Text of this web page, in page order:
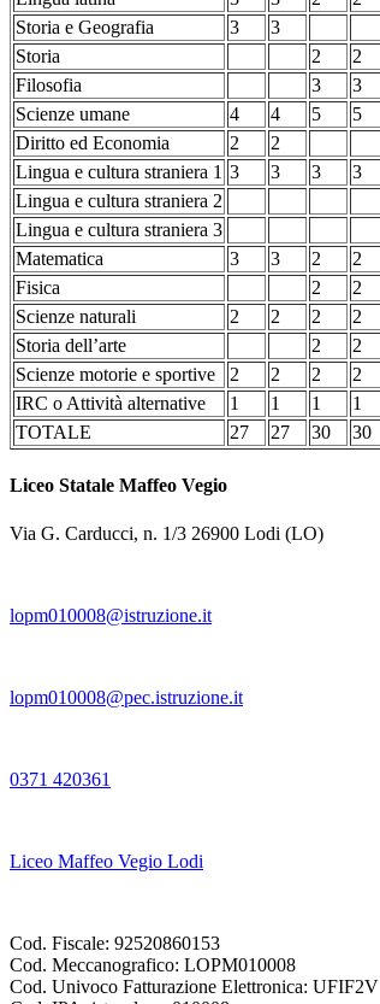
Storia e Geografia
3 3
Storia
2 2
Filosofia
3 3
Scienze umane
4 4 5 5
Diritto ed Economia
2 2
Lingua e cultura straniera 1 3 3 3 3
Lingua e cultura straniera 2
Lingua e cultura straniera 3
Matematica
3 3 2 2
Fisica
2 2
Scienze naturali
2 2 2 2
Storia dell’arte
2 2
Scienze motorie e sportive
2 2 2 2
IRC o Attività alternative
1 1 1 1
TOTALE
27 27 30 30
Liceo Statale Maffeo Vegio
Via G. Carducci, n. 1/3 26900 Lodi (LO)
lopm010008@istruzione.it
lopm010008@pec.istruzione.it
0371 420361
Liceo Maffeo Vegio Lodi
Cod. Fiscale: 92520860153
Cod. Meccanografico: LOPM010008
Cod. Univoco Fatturazione Elettronica: UFIF2V